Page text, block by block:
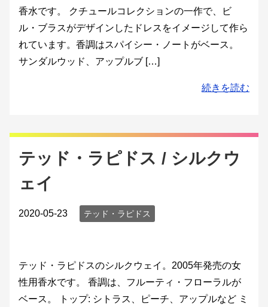
香水です。 クチュールコレクションの一作で、ビ
ル・ブラスがデザインしたドレスをイメージして作ら
れています。香調はスパイシー・ノートがベース。
サンダルウッド、アップルブ […]
続きを読む
テッド・ラピドス / シルクウ
ェイ
2020-05-23 テッド・ラピドス
テッド・ラピドスのシルクウェイ。2005年発売の女
性用香水です。 香調は、フルーティ・フローラルが
ベース。 トップ: シトラス、ピーチ、アップルなど ミ